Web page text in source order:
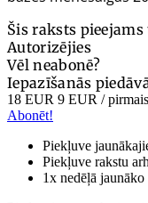
Šis raksts
Autorizējies
Vēl neabonē?
Iepazīšanās
18 EUR 9 EUR /
Abonēt!
Piekļuve
Piekļuve rakstu
1x nedēļā